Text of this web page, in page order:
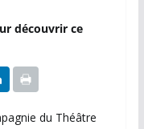
découvrir ce
du Théâtre